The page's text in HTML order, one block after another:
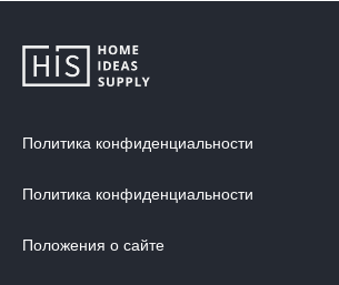
МЯГКАЯ МЕБЕЛЬ
ДИЗАЙНЕРСКИЕ СТОЛЫ
МЕБЕЛЬ В ДЕТСКУЮ
Политика конфиденциальности
Политика конфиденциальности
Положения о сайте